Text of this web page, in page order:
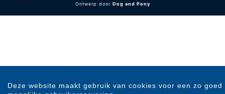
Ontwerp door Dog and Pony
Deze website maakt gebruik van cookies voor een zo goed